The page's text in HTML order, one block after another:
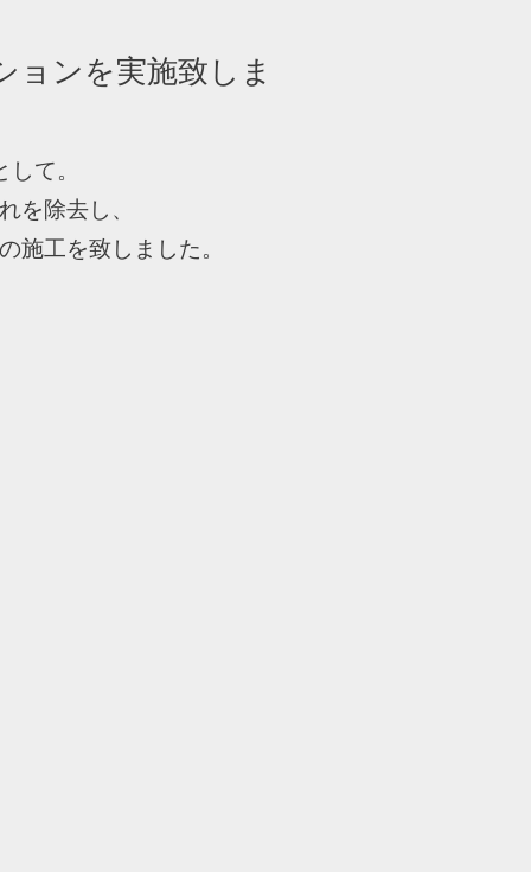
ョンを実施致しま
て。
を除去し、
施工を致しました。